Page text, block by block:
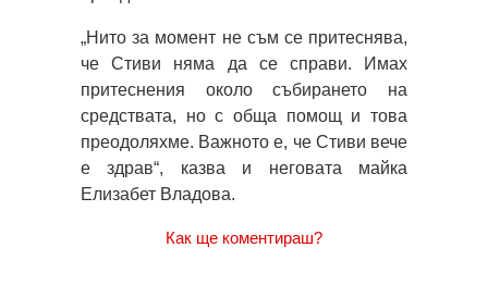
„Нито за момент не съм се притеснява,
че Стиви няма да се справи. Имах
притеснения около събирането на
средствата, но с обща помощ и това
преодоляхме. Важното е, че Стиви вече
е здрав“, казва и неговата майка
Елизабет Владова.
Как ще коментираш?